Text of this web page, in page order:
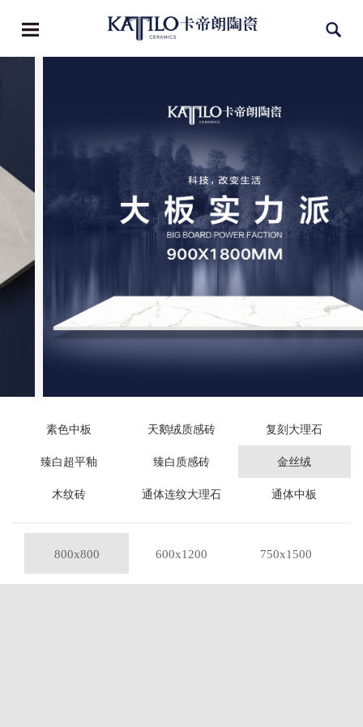
素色中板 天鹅绒质感砖 复刻大理石
臻白超平釉 臻白质感砖 金丝绒
木纹砖 通体连纹大理石 通体中板
800x800 600x1200 750x1500